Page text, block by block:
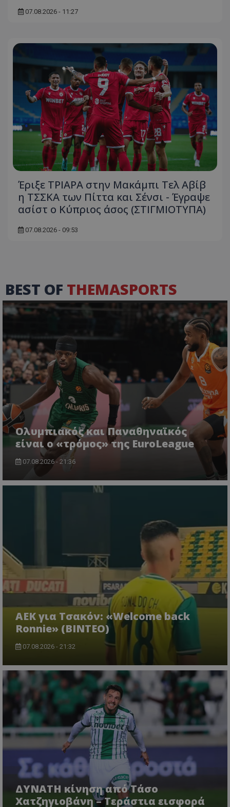
07.08.2026 - 11:27
Έριξε ΤΡΙΑΡΑ στην Μακάμπι Τελ Αβίβ
η ΤΣΣΚΑ των Πίττα και Σένσι - Έγραψε
ασίστ ο Κύπριος άσος (ΣΤΙΓΜΙΟΤΥΠΑ)
07.08.2026 - 09:53
BEST OF THEMASPORTS
Ολυμπιακός και Παναθηναϊκός
είναι ο «τρόμος» της EuroLeague
07.08.2026 - 21:36
ΑΕΚ για Τσακόν: «Welcome back
Ronnie» (ΒΙΝΤΕΟ)
07.08.2026 - 21:32
ΔΥΝΑΤΗ κίνηση από Τάσο
Χατζηγιοβάνη – Τεράστια εισφορά